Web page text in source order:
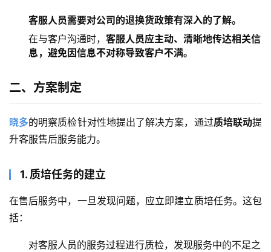
客服人员需要对公司的退换货政策有深入的了解。
在与客户沟通时， 客服人员应主动、清晰地传达相关信
息，避免因信息不对称导致客户不满。
二、方案制定
晓多的明察质检针对性地提出了解决方案，通过质培联动提
升客服售后服务能力。
1. 质培任务的建立
在售后服务中，一旦发现问题，应立即建立质培任务。这包
括：
对客服人员的服务过程进行质检，发现服务中的不足之